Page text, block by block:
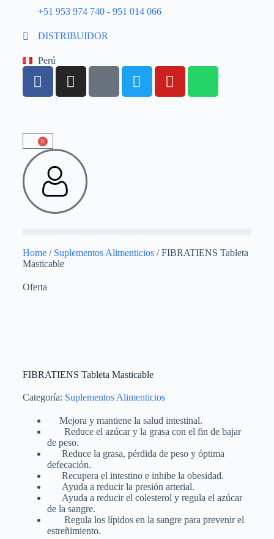
+51 953 974 740 - 951 014 066
DISTRIBUIDOR
Perú
0
Home/ Suplementos Alimenticios/ FIBRATIENS Tableta
Masticable
Oferta
FIBRATIENS Tableta Masticable
Categoría: Suplementos Alimenticios
Mejora y mantiene la salud intestinal.
Reduce el azúcar y la grasa con el fin de bajar
de peso.
Reduce la grasa, pérdida de peso y óptima
defecación.
Recupera el intestino e inhibe la obesidad.
Ayuda a reducir la presión arterial.
Ayuda a reducir el colesterol y regula el azúcar
de la sangre.
Regula los lípidos en la sangre para prevenir el
estreñimiento.